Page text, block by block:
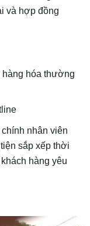
và hợp đồng
hóa thường
nhân viên
sắp xếp thời
hàng yêu